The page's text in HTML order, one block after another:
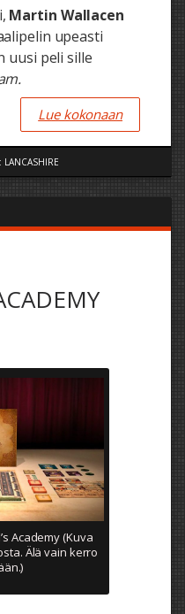
Martin Wallacen
upeasti
uusi peli sille
Lue kokonaan
LANCASHIRE
Academy (Kuva
Älä vain kerro